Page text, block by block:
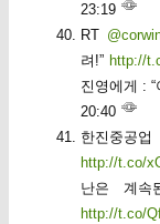
23:19
RT
려!” http://
진영에게 :
20:40
한진중공
http://t.co/
난은 계
http://t.co/